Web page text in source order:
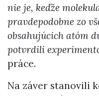
nie je, keďže
pravdepodobne zo
obsahujúcich atóm
potvrdili
práce.
Na záver stanovili